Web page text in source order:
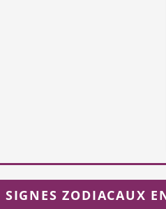
SIGNES ZODIACAUX